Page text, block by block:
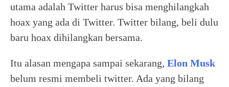
utama adalah Twitter harus bisa menghilangkah
hoax yang ada di Twitter. Twitter bilang, beli dulu
baru hoax dihilangkan bersama.
Itu alasan mengapa sampai sekarang, Elon Musk
belum resmi membeli twitter. Ada yang bilang